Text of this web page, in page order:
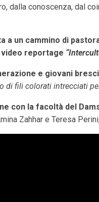
dalla conoscenza, dal
a un cammino di
video reportage
e giovani
di fili colorati intrecciati
con la facoltà del
Zahhar e Teresa